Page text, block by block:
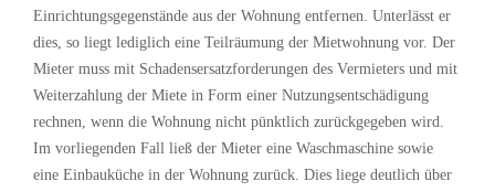
Einrichtungsgegenstände aus der Wohnung entfernen. Unterlässt er
dies, so liegt lediglich eine Teilräumung der Mietwohnung vor. Der
Mieter muss mit Schadensersatzforderungen des Vermieters und mit
Weiterzahlung der Miete in Form einer Nutzungsentschädigung
rechnen, wenn die Wohnung nicht pünktlich zurückgegeben wird.
Im vorliegenden Fall ließ der Mieter eine Waschmaschine sowie
eine Einbauküche in der Wohnung zurück. Dies liege deutlich über